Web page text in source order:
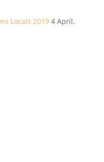
Locals 2019 4 April,